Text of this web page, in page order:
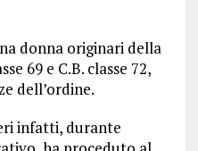
donna originari della
69 e C.B. classe 72,
dell’ordine.
infatti, durante